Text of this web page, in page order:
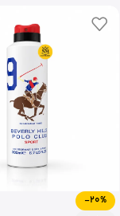
-20%